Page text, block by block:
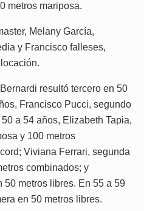
metros mariposa.
Melany García,
y Francisco falleses,
resultó tercero en 50
Francisco Pucci, segundo
a 54 años, Elizabeth Tapia,
y 100 metros
Viviana Ferrari, segunda
combinados; y
50 metros libres. En 55 a 59
en 50 metros libres.